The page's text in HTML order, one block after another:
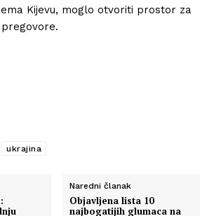
Kijevu, moglo otvoriti prostor za
ukrajina
Naredni članak
Objavljena lista 10
najbogatijih glumaca na